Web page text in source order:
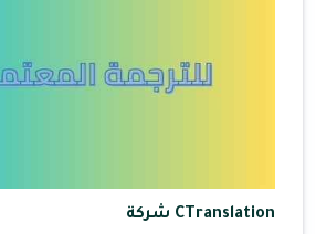
CTranslation شركة